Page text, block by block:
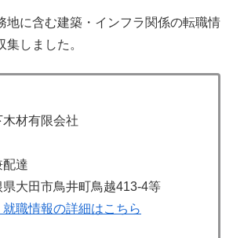
地に含む建築・インフラ関係の転職情
しました。
木材有限会社
配達
県大田市鳥井町鳥越413-4等
職情報の詳細はこちら